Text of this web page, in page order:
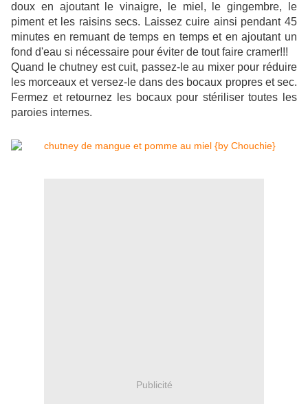
doux en ajoutant le vinaigre, le miel, le gingembre, le
piment et les raisins secs. Laissez cuire ainsi pendant 45
minutes en remuant de temps en temps et en ajoutant un
fond d'eau si nécessaire pour éviter de tout faire cramer!!!
Quand le chutney est cuit, passez-le au mixer pour réduire
les morceaux et versez-le dans des bocaux propres et sec.
Fermez et retournez les bocaux pour stériliser toutes les
paroies internes.
Publicité